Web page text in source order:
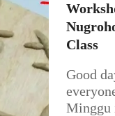
Class
Good
Minggu